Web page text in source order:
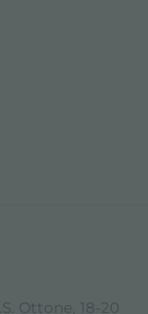
Ottone, 18-20